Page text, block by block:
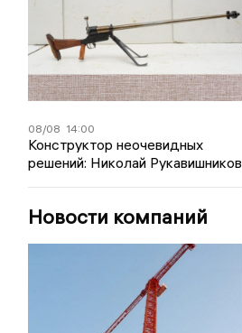
08/08 14:00
Конструктор неочевидных
решений: Николай Рукавишников
Новости компаний